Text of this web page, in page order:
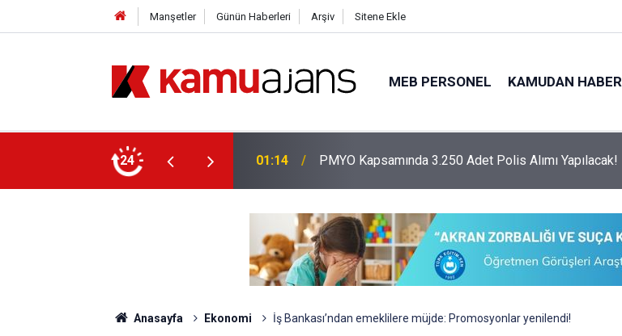
Manşetler Günün Haberleri Arşiv Sitene Ekle
MEB PERSONEL KAMUDAN HABER
24 01:14 PMYO Kapsamında 3.250 Adet Polis Alımı Yapılacak!
Anasayfa Ekonomi İş Bankası’ndan emeklilere müjde: Promosyonlar yenilendi!